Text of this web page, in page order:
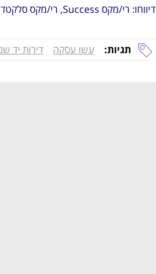
דיווחו: רי/מקס Success, רי/מקס סלקטד, רי/מקס פלוס
תגיות: עשו עסקה דירות יד